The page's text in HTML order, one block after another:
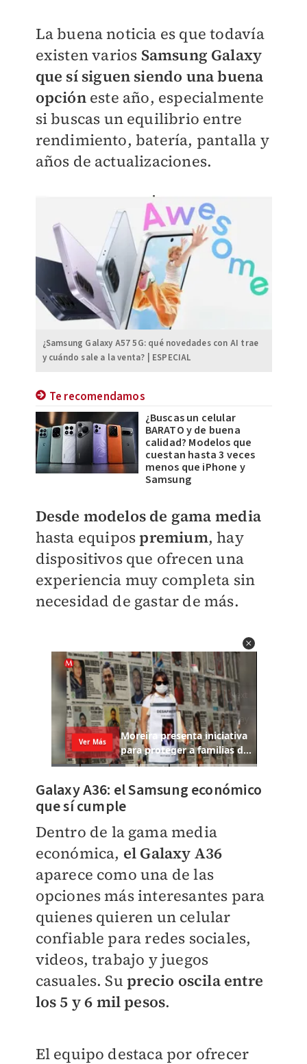
La buena noticia es que todavía
existen varios Samsung Galaxy
que sí siguen siendo una buena
opcióneste año, especialmente
si buscas un equilibrio entre
rendimiento, batería, pantalla y
años de actualizaciones.
¿Samsung Galaxy A57 5G: qué novedades con AI trae
y cuándo sale a la venta? | ESPECIAL
Te recomendamos
¿Buscas un celular
BARATO y de buena
calidad? Modelos que
cuestan hasta 3 veces
menos que iPhone y
Samsung
Desde modelos de gama media
hasta equipospremium, hay
dispositivos que ofrecen una
experiencia muy completa sin
necesidad de gastar de más.
Galaxy A36: el Samsung económico
que sí cumple
Dentro de la gama media
económica, el Galaxy A36
aparece como una de las
opciones más interesantes para
quienes quieren un celular
confiable para redes sociales,
videos, trabajo y juegos
casuales. Suprecio oscila entre
los 5 y 6 mil pesos.
El equipo destaca por ofrecer